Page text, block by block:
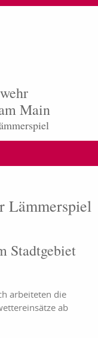
Main
Lämmerspiel
Stadtgebiet
arbeiteten die
ab